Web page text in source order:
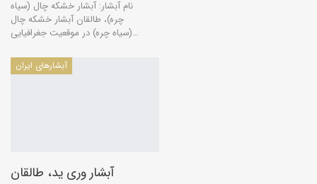
نام آبشار: آبشار خشکه چال (سیاه
چره)، طالقان آبشار خشکه چال
(سیاه چره) در موقعیت جغرافیایی…
آبشارهای ایران
آبشار وری ید، طالقان